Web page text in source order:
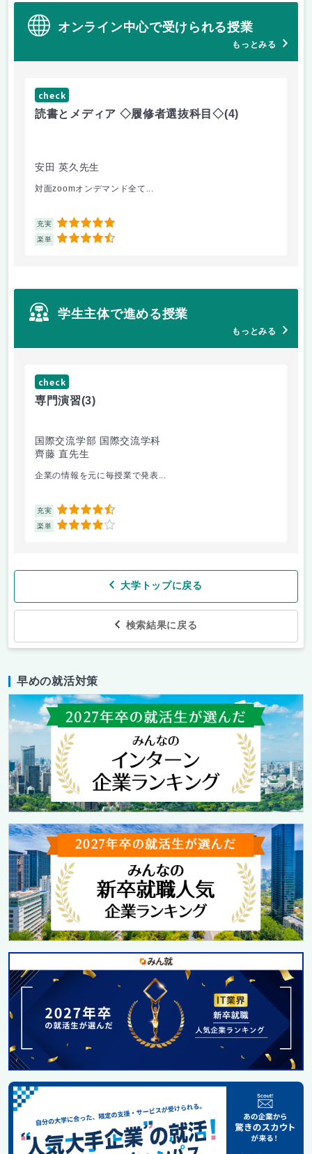
オンライン中心で受けられる授業
もっとみる
check
読書とメディア ◇履修者選抜科目◇(4)
安田 英久先生
対面zoomオンデマンド全て...
充実 5
楽単 4.5
学生主体で進める授業
もっとみる
check
専門演習(3)
国際交流学部 国際交流学科
齊藤 直先生
企業の情報を元に毎授業で発表...
充実 4.5
楽単 4
大学トップに戻る
検索結果に戻る
早めの就活対策